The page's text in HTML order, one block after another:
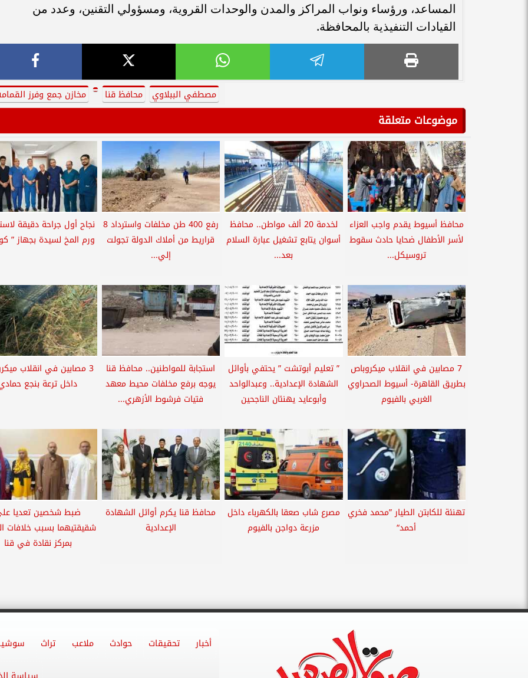
المساعد، ورؤساء ونواب المراكز والمدن والوحدات القروية، ومسؤولي التقنين، وعدد من
القيادات التنفيذية بالمحافظة.
مصطفي الببلاوي محافظ قنا مخازن جمع وفرز
موضوعات متعلقة
محافظ أسيوط يقدم واجب العزاء
لأسر الأطفال ضحايا حادث سقوط
تروسيكل...
لخدمة 20 ألف مواطن.. محافظ
أسوان يتابع تشغيل عبارة السلام
بعد...
رفع 400 طن مخلفات واسترداد 8
قراريط من أملاك الدولة تجولت
إلي...
نجاح أول جراحة دقيقة
ورم المخ لسيدة بجهاز ”
7 مصابين في انقلاب ميكروباص
بطريق القاهرة- أسيوط الصحراوي
الغربي بالفيوم
” تعليم أبوتشت ” يحتفي بأوائل
الشهادة الإعدادية.. وعبدالواحد
وأبوعايد يهنئان الناجحين
استجابة للمواطنين.. محافظ قنا
يوجه برفع مخلفات محيط معهد
فتيات فرشوط الأزهري...
3 مصابين في انقلاب
داخل ترعة بنجع
تهنئة للكابتن الطيار ”محمد فخري
أحمد“
مصرع شاب صعقا بالكهرباء داخل
مزرعة دواجن بالفيوم
محافظ قنا يكرم أوائل الشهادة
الإعدادية
ضبط شخصين تعديا
شقيقتيهما بسبب خلافات
بمركز نقادة في قنا
أخبار تحقيقات حوادث ملاعب تراث